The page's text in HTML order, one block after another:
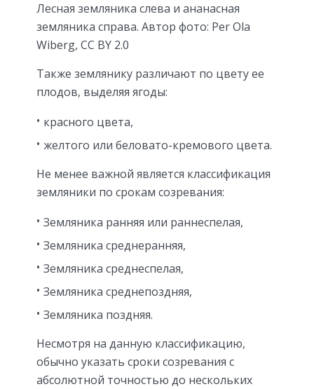
Лесная земляника слева и ананасная
земляника справа. Автор фото: Per Ola
Wiberg, CC BY 2.0
Также землянику различают по цвету ее
плодов, выделяя ягоды:
красного цвета,
желтого или беловато-кремового цвета.
Не менее важной является классификация
земляники по срокам созревания:
Земляника ранняя или раннеспелая,
Земляника среднеранняя,
Земляника среднеспелая,
Земляника среднепоздняя,
Земляника поздняя.
Несмотря на данную классификацию,
обычно указать сроки созревания с
абсолютной точностью до нескольких